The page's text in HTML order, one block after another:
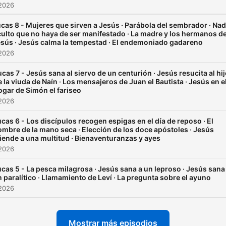
8 - Mujeres que sirven a Jesús · Parábola del sembrador ·
que no haya de ser manifestado · La madre y los hermanos
· Jesús calma la tempestad · El endemoniado gadareno
7 - Jesús sana al siervo de un centurión · Jesús resucita al
la viuda de Naín · Los mensajeros de Juan el Bautista · Jesús en el
de Simón el fariseo
6 - Los discípulos recogen espigas en el día de reposo · El
de la mano seca · Elección de los doce apóstoles · Jesús
a una multitud · Bienaventuranzas y ayes
5 - La pesca milagrosa · Jesús sana a un leproso · Jesús sana
paralítico · Llamamiento de Leví · La pregunta sobre el ayuno
Mostrar más episodios